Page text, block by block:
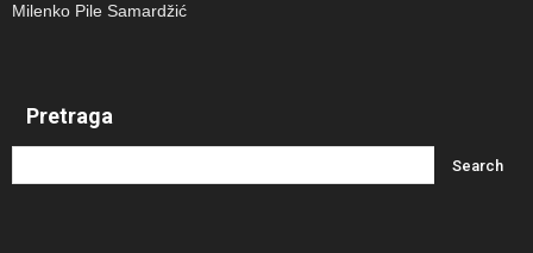
Milenko Pile Samardžić
Pretraga